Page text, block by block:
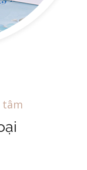
tâm